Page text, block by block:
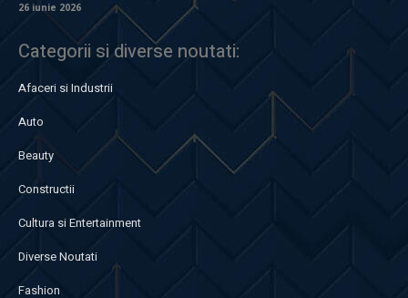
26 iunie 2026
Categorii si diverse noutati:
Afaceri si Industrii
Auto
Beauty
Constructii
Cultura si Entertainment
Diverse Noutati
Fashion